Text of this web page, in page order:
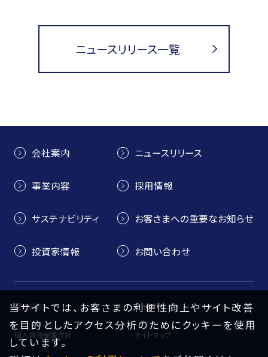
ニュースリリース一覧
会社案内
事業内容
サステナビリティ
投資家情報
ニュースリリース
採用情報
お客さまへの重要なお知らせ
お問い合わせ
電子公告 サイトポリシー
個人情報保護方針 サイトマップ
当サイトでは、お客さまの利便性向上やサイト改善
を目的としたアクセス分析のためにクッキーを使用
しています。